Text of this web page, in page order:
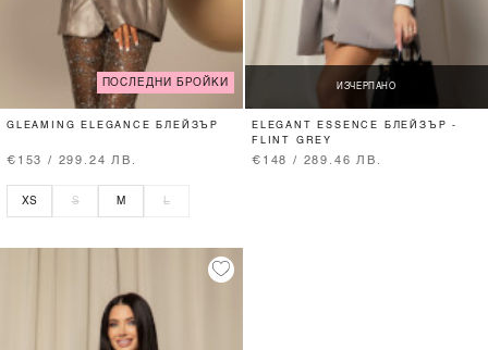
ПОСЛЕДНИ БРОЙКИ
GLEAMING ELEGANCE БЛЕЙЗЪР
€153 / 299.24 ЛВ.
XS S M L
ИЗЧЕРПАНО
ELEGANT ESSENCE БЛЕЙЗЪР -
FLINT GREY
€148 / 289.46 ЛВ.